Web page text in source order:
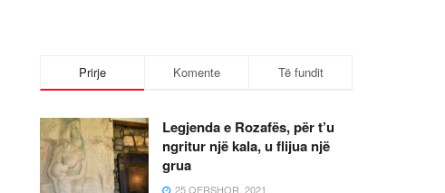
Prirje Komente Të fundit
Legjenda e Rozafës, për t’u
ngritur një kala, u flijua një
grua
25 QERSHOR, 2021